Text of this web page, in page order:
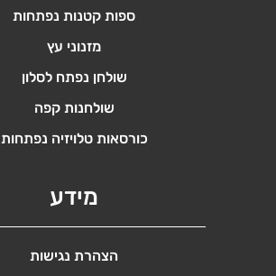
מידע
הצהרת נגישות
ספות קטנות נפתחות
מזנוני עץ
שולחן נפתח לסלון
שולחנות קפה
כורסאות טלויזיה נפתחות